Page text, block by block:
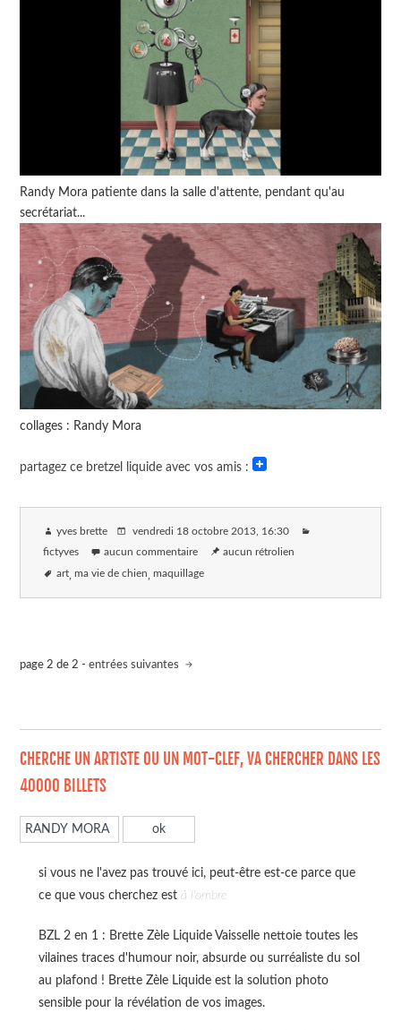
Randy Mora patiente dans la salle d'attente, pendant qu'au
secrétariat...
collages : Randy Mora
partagez ce bretzel liquide avec vos amis :
yves brette vendredi 18 octobre 2013 , 16:30
fictyves aucun commentaire aucun rétrolien
art ma vie de chien maquillage
page 2 de 2 -entrées suivantes
CHERCHE UN ARTISTE OU UN MOT-CLEF, VA CHERCHER DANS LES
40000 BILLETS
si vous ne l'avez pas trouvé ici, peut-être est-ce parce que
ce que vous cherchez est à l'ombre
BZL 2 en 1 : Brette Zèle Liquide Vaisselle nettoie toutes les
vilaines traces d'humour noir, absurde ou surréaliste du sol
au plafond ! Brette Zèle Liquide est la solution photo
sensible pour la révélation de vos images.